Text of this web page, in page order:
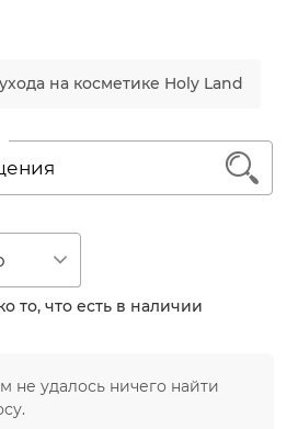
ДНК, и церамидами.
текстуры, предотвращение
изменений, восстановление
в разных сочетаниях подойдут
на косметике Holy Land
1
то, что есть в наличии
не удалось ничего найти